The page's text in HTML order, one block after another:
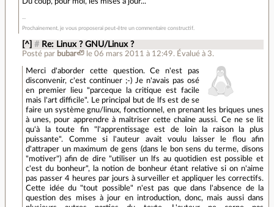
Prochainement, je vous proposerai peut-être un commentaire constructif.
[^] # Re: Linux ? GNU/Linux ?
Posté par bubar🦥 le 06 mars 2011 à 12:49. Évalué à 3.
Merci d'aborder cette question. Ce n'est pas
disconvenir, c'est continuer ;-) Je n'avais pas osé
en premier lieu "parceque la critique est facile
mais l'art difficile". Le principal but de lfs est de se
faire un système gnu/linux, fonctionnel, en prenant les briques unes
à unes, pour apprendre à maîtriser cette chaîne aussi. Ce ne se lit
qu'à la toute fin "l'apprentissage est de loin la raison la plus
puissante". Comme si l'auteur avait voulu laisser le flou afin
d'attraper un maximum de gens (dans le bon sens du terme, disons
"motiver") afin de dire "utiliser un lfs au quotidien est possible et
c'est du bonheur", la notion de bonheur étant relative si on n'aime
pas passer 4 heures par jours à surveiller et appliquer les correctifs.
Cette idée du "tout possible" n'est pas que dans l'absence de la
question des mises à jour en introduction, donc, mais aussi dans